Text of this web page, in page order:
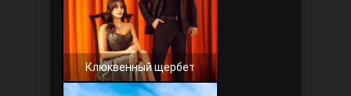
Клюквенный щербет